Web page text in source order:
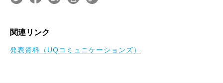
関連リンク
発表資料（UQコミュニケーションズ）